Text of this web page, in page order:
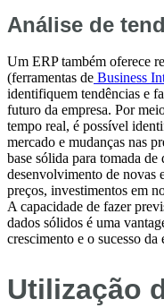
Análise de
Um ERP também oferece
(ferramentas de Business
identifiquem tendências e
futuro da empresa. Por
tempo real, é possível
mercado e mudanças nas
base sólida para tomada de
desenvolvimento de novas
preços, investimentos em
A capacidade de fazer
dados sólidos é uma
crescimento e o sucesso da
Utilização